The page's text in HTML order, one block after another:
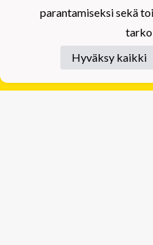
Tietosuojaseloste
parantamiseksi sekä
Hyväksy kaikki